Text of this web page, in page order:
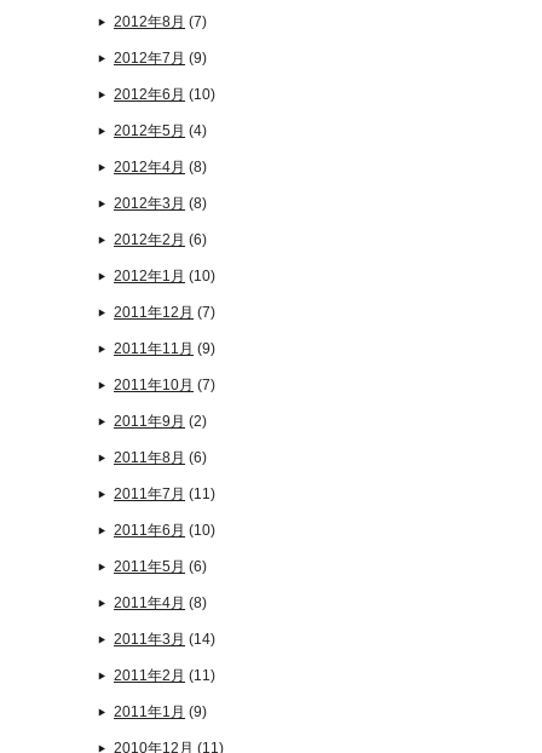
2012年8月 (7)
2012年7月 (9)
2012年6月 (10)
2012年5月 (4)
2012年4月 (8)
2012年3月 (8)
2012年2月 (6)
2012年1月 (10)
2011年12月 (7)
2011年11月 (9)
2011年10月 (7)
2011年9月 (2)
2011年8月 (6)
2011年7月 (11)
2011年6月 (10)
2011年5月 (6)
2011年4月 (8)
2011年3月 (14)
2011年2月 (11)
2011年1月 (9)
2010年12月 (11)